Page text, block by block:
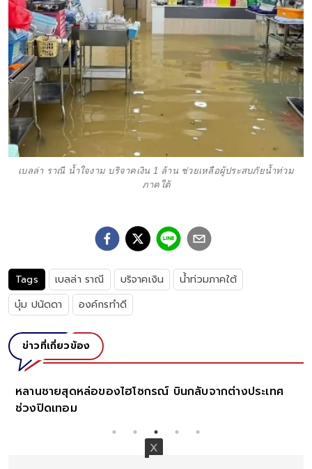
เบลล่า ราณี น้ำใจงาม บริจาคเงิน 1 ล้าน ช่วยเหลือผู้ประสบภัยน้ำท่วม
ภาคใต้
Tags เบลล่า ราณี บริจาคเงิน
น้ำท่วมภาคใต้
บุ๋ม ปนัดดา
องค์กรทำดี
ข่าวที่เกี่ยวข้อง
อของไฮโซกรณ์ บินกลับจากต่างประเทศ
ทอม
ยิ่งหดหู่ รู้